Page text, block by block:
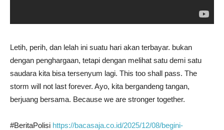
Letih, perih, dan lelah ini suatu hari akan terbayar. bukan
dengan penghargaan, tetapi dengan melihat satu demi satu
saudara kita bisa tersenyum lagi. This too shall pass. The
storm will not last forever. Ayo, kita bergandeng tangan,
berjuang bersama. Because we are stronger together.
#BeritaPolisi https://bacasaja.co.id/2025/12/08/begini-